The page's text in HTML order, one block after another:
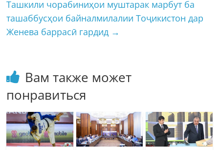
Ташкили чорабиниҳои муштарак марбут ба
ташаббусҳои байналмилалии Тоҷикистон дар
Женева баррасӣ гардид →
Вам также может
понравиться